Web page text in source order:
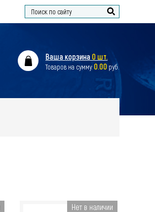
Найти
Ваша корзина 0 шт.
Товаров на сумму: 0.00руб.
Нет в наличии